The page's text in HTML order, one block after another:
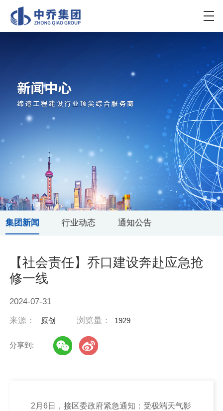
集团新闻 行业动态 通知公告
【社会责任】乔口建设奔赴应急抢
修一线
2024-07-31
来源： 原创 浏览量： 1929
分享到:
2月6日，接区委政府紧急通知：受极端天气影